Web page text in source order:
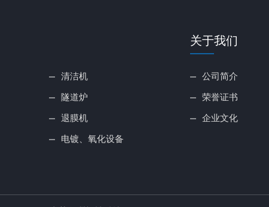
清洁机
隧道炉
退膜机
电镀、氧化设备
关于我们
公司简介
荣誉证书
企业文化